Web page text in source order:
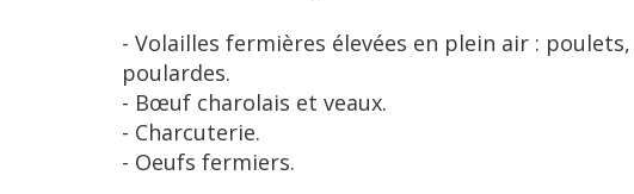
- Volailles fermières élevées en plein air :
poulardes.
- Bœuf charolais et veaux.
- Charcuterie.
- Oeufs fermiers.